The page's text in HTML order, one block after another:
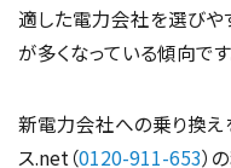
適した電力会社を選びや
が多くなっている傾向です
新電力会社への乗り換え
ス.net（0120-911-653）